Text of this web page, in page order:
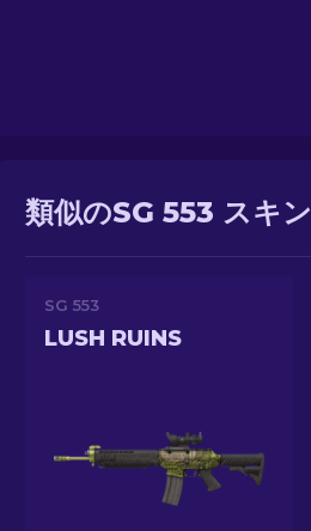
類似のSG 553 スキン
SG 553
LUSH RUINS